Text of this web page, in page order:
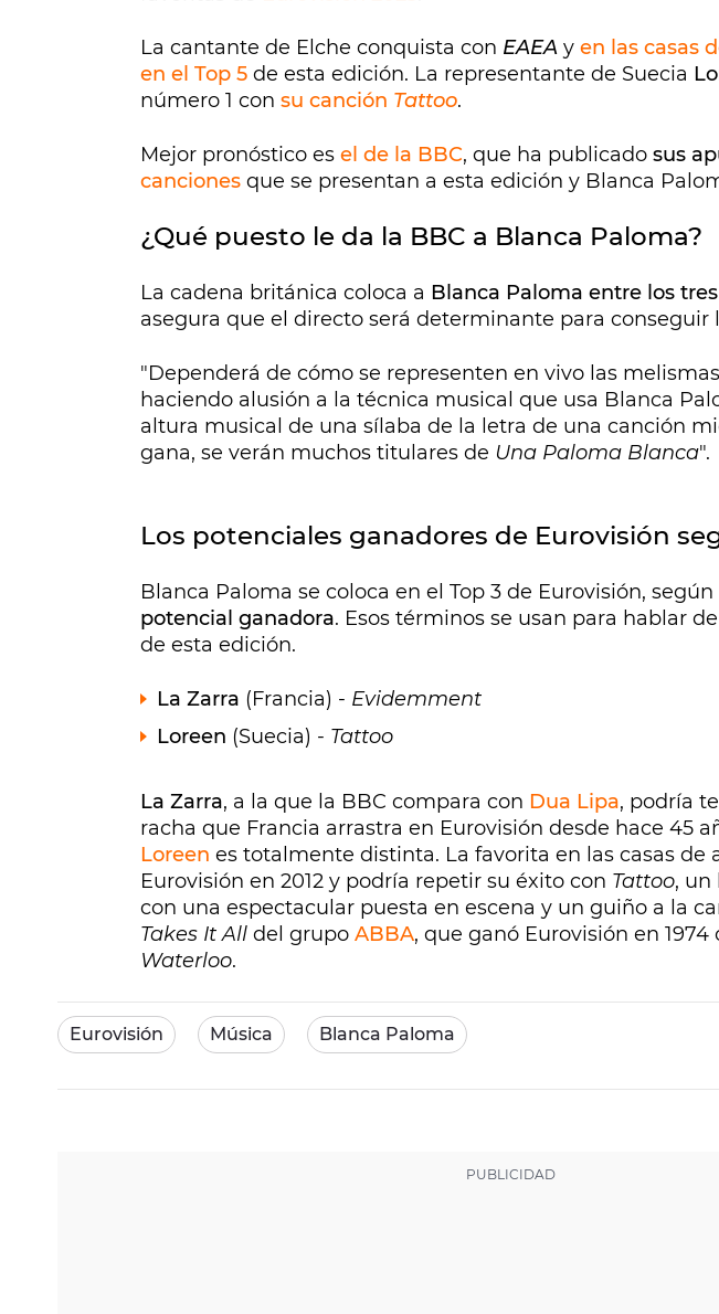
La cantante de Elche conquista con EAEA y en las casas
en el Top 5 de esta edición. La representante de Suecia
número 1 con su canción Tattoo.
Mejor pronóstico es el de la BBC, que ha publicado sus
canciones que se presentan a esta edición y Blanca
¿Qué puesto le da la BBC a Blanca Paloma?
La cadena británica coloca a Blanca Paloma entre los
asegura que el directo será determinante para conseguir
"Dependerá de cómo se representen en vivo las
haciendo alusión a la técnica musical que usa Blanca
altura musical de una sílaba de la letra de una canción
gana, se verán muchos titulares de Una Paloma Blanca".
Los potenciales ganadores de Eurovisión
Blanca Paloma se coloca en el Top 3 de Eurovisión,
potencial ganadora. Esos términos se usan para hablar
de esta edición.
La Zarra (Francia) - Evidemment
Loreen (Suecia) - Tattoo
La Zarra, a la que la BBC compara con Dua Lipa, podría
racha que Francia arrastra en Eurovisión desde hace 45
Loreen es totalmente distinta. La favorita en las casas de
Eurovisión en 2012 y podría repetir su éxito con Tattoo, un
con una espectacular puesta en escena y un guiño a la
Takes It All del grupo ABBA, que ganó Eurovisión en 1974
Waterloo.
Eurovisión Música Blanca Paloma